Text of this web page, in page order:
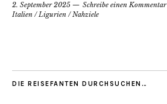
2. September 2025
Schreibe einen Kommentar
Italien /Ligurien /Nahziele
DIE REISEFANTEN DURCHSUCHEN…